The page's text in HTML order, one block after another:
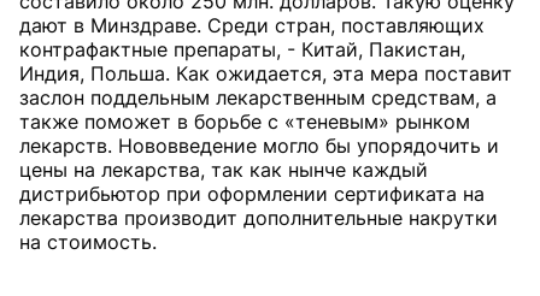
дают в Минздраве. Среди стран, поставляющих
контрафактные препараты, - Китай, Пакистан,
Индия, Польша. Как ожидается, эта мера поставит
заслон поддельным лекарственным средствам, а
также поможет в борьбе с «теневым» рынком
лекарств. Нововведение могло бы упорядочить и
цены на лекарства, так как нынче каждый
дистрибьютор при оформлении сертификата на
лекарства производит дополнительные накрутки
на стоимость.